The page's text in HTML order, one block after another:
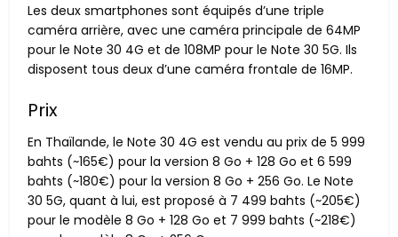
Les deux smartphones sont équipés d’une triple
caméra arrière, avec une caméra principale de 64MP
pour le Note 30 4G et de 108MP pour le Note 30 5G. Ils
disposent tous deux d’une caméra frontale de 16MP.
Prix
En Thaïlande, le Note 30 4G est vendu au prix de 5 999
bahts (~165€) pour la version 8 Go + 128 Go et 6 599
bahts (~180€) pour la version 8 Go + 256 Go. Le Note
30 5G, quant à lui, est proposé à 7 499 bahts (~205€)
pour le modèle 8 Go + 128 Go et 7 999 bahts (~218€)